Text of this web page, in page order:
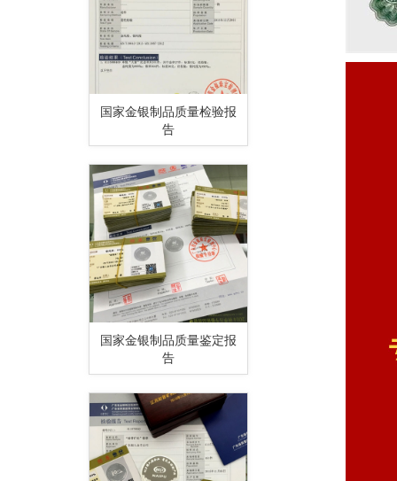
国家金银制品质量检验报
告
国家金银制品质量鉴定报
告